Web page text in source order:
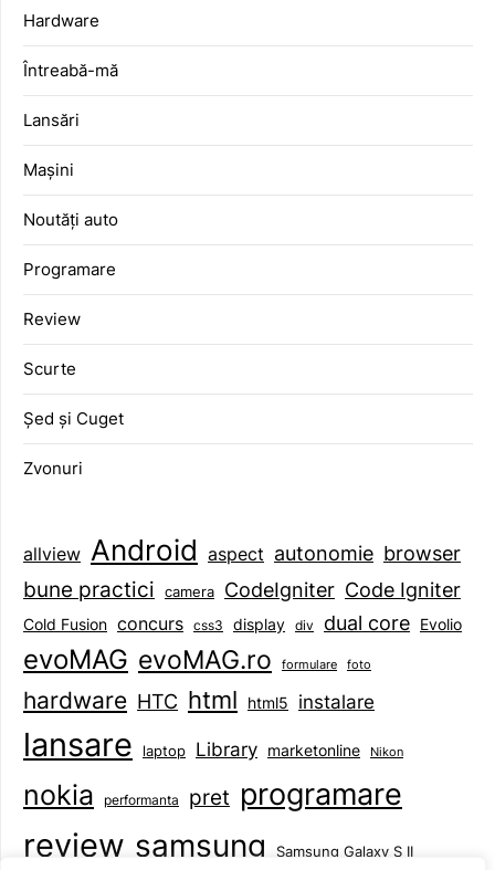
Hardware
Întreabă-mă
Lansări
Mașini
Noutăți auto
Programare
Review
Scurte
Șed și Cuget
Zvonuri
allview Android aspect autonomie browser
bune practici camera CodeIgniter Code Igniter
Cold Fusion concurs css3 display div dual core Evolio
evoMAG evoMAG.ro formulare foto
hardware HTC html html5 instalare
lansare laptop Library marketonline Nikon
nokia performanta pret programare
review samsung Samsung Galaxy S II